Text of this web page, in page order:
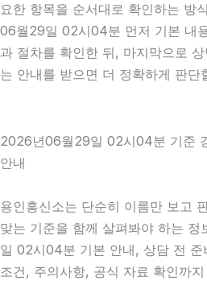
요한 항목을 순서대로 확인하는 방
06월29일 02시04분 먼저 기본 내
과 절차를 확인한 뒤, 마지막으로
는 안내를 받으면 더 정확하게 판단
2026년06월29일 02시04분 기준
안내
용인흥신소는 단순히 이름만 보고
맞는 기준을 함께 살펴봐야 하는
일 02시04분 기본 안내, 상담 전
조건, 주의사항, 공식 자료 확인까